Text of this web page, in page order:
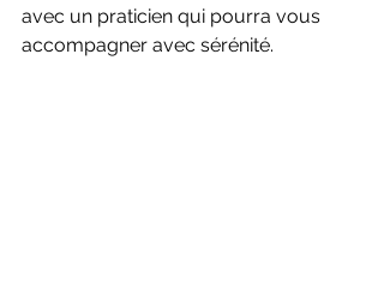
avec un praticien qui pourra vous
accompagner avec sérénité.